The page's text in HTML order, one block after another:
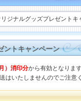
ジナルグッズプレゼントキ
ントキャンペーン
）消印分から有効となります
いたしませんのでご注意